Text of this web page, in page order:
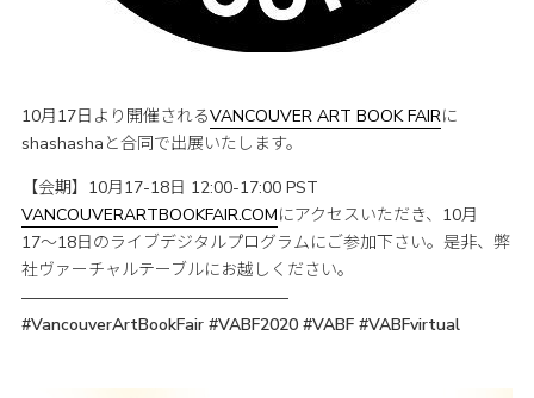
10月17日より開催されるVANCOUVER ART BOOK FAIRに
shashashaと合同で出展いたします。
【会期】10月17-18日 12:00-17:00 PST
VANCOUVERARTBOOKFAIR.COMにアクセスいただき、10月
17〜18日のライブデジタルプログラムにご参加下さい。是非、弊
社ヴァーチャルテーブルにお越しください。
————————————————
#VancouverArtBookFair #VABF2020 #VABF #VABFvirtual